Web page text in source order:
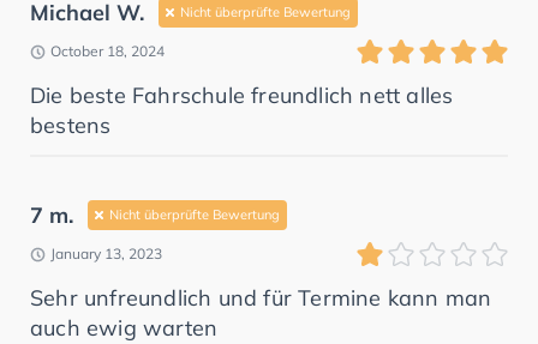
Michael W. Nicht überprüfte Bewertung
October 18, 2024
Die beste Fahrschule freundlich nett alles
bestens
7 m. Nicht überprüfte Bewertung
January 13, 2023
Sehr unfreundlich und für Termine kann man
auch ewig warten